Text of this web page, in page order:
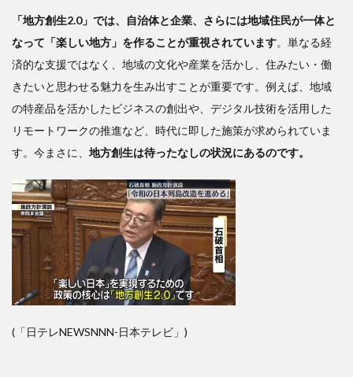
「地方創生2.0」では、自治体と企業、さらには地域住民が一体と
なって「楽しい地方」を作ることが重視されています。単なる経
済的な支援ではなく、地域の文化や産業を活かし、住みたい・働
きたいと思わせる魅力を生み出すことが重要です。例えば、地域
の特産品を活かしたビジネスの創出や、デジタル技術を活用した
リモートワークの推進など、時代に即した施策が求められていま
す。今まさに、 地方創生は待ったなしの状況にあるのです。
(「日テレNEWSNNN-日本テレビ」)